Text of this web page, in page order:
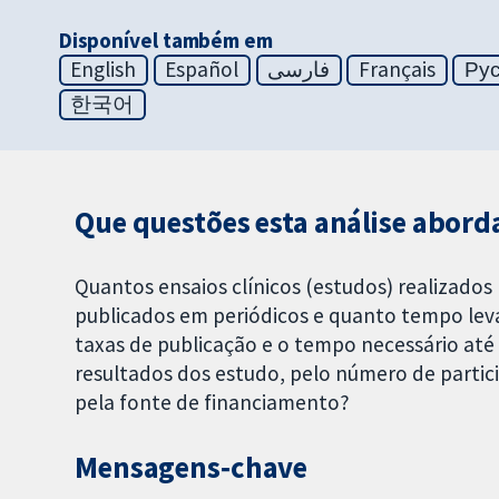
Disponível também em
English
Español فارسی Français
한국어
Que questões esta análise
Quantos ensaios clínicos (estudos)
publicados em periódicos e quanto tempo
taxas de publicação e o tempo necessário
resultados dos estudo, pelo número de
pela fonte de financiamento?
Mensagens‐chave